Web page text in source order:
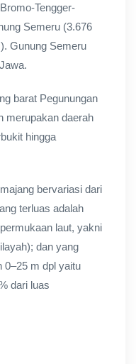
Tengger-
Semeru (3.676
Gunung Semeru
barat Pegunungan
merupakan daerah
hingga
bervariasi dari
terluas adalah
laut, yakni
dan yang
0–25 m dpl yaitu
dari luas